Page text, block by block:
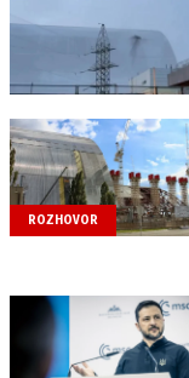
ROZHOVOR